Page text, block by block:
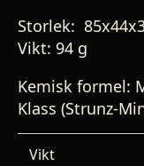
Storlek:
Vikt: 94 g
Kemisk formel:
Klass (Strunz-
Vikt